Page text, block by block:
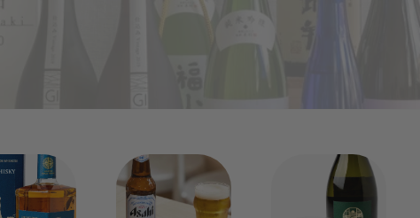
Se il più noto è il sake, realizzato con riso fermentato, ce ne sono